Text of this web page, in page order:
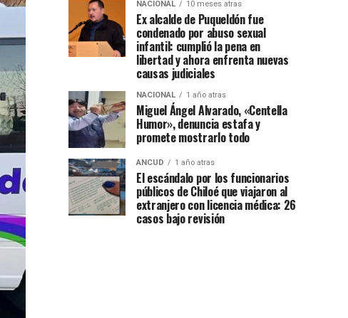
NACIONAL 10 meses atras
Ex alcalde de Puqueldón fue
condenado por abuso sexual
infantil: cumplió la pena en
libertad y ahora enfrenta nuevas
causas judiciales
NACIONAL 1 año atras
Miguel Ángel Alvarado, «Centella
Humor», denuncia estafa y
promete mostrarlo todo
ANCUD 1 año atras
El escándalo por los funcionarios
públicos de Chiloé que viajaron al
extranjero con licencia médica: 26
casos bajo revisión